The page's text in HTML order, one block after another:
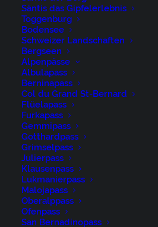
Säntis das Gipfelerlebnis
Toggenburg
Bodensee
Schweizer Landschaften
Bergseen
Alpenpässe
Albulapass
Berninapass
Col du Grand St-Bernard
Flüelapass
Furkapass
Gemmipass
Gotthardpass
Grimselpass
Julierpass
Klausenpass
Lukmanierpass
Malojapass
Oberalppass
Ofenpass
San Bernadinopass
11. MÄRZ 2024 |
Ostschweiz, Schweiz, Schwägalp,
Switzerland, Säntis, Säntisbahn,